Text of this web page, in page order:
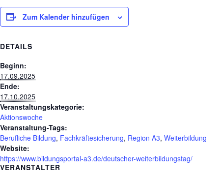
Zum Kalender hinzufügen
DETAILS
Beginn:
17.09.2025
Ende:
17.10.2025
Veranstaltungskategorie:
Aktionswoche
Veranstaltung-Tags:
Berufliche Bildung, Fachkräftesicherung, Region A3, Weiterbildung
Website:
https://www.bildungsportal-a3.de/deutscher-weiterbildungstag/
VERANSTALTER